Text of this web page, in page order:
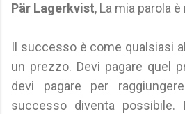
Pär Lagerkvist, La mia parola
Il successo è come qualsiasi
un prezzo. Devi pagare quel
devi pagare per
successo diventa possibile.